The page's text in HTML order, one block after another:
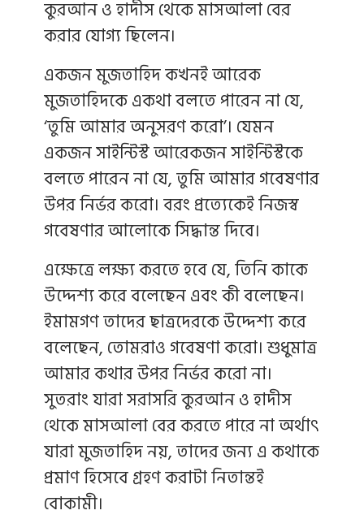
কুরআন ও হাদীস থেকে মাসআলা বের
করার যোগ্য ছিলেন।
একজন মুজতাহিদ কখনই আরেক
মুজতাহিদকে একথা বলতে পারেন না যে,
‘তুমি আমার অনুসরণ করো’। যেমন
একজন সাইন্টিস্ট আরেকজন সাইন্টিস্টকে
বলতে পারেন না যে, তুমি আমার গবেষণার
উপর নির্ভর করো। বরং প্রত্যেকেই নিজস্ব
গবেষণার আলোকে সিদ্ধান্ত দিবে।
এক্ষেত্রে লক্ষ্য করতে হবে যে, তিনি কাকে
উদ্দেশ্য করে বলেছেন এবং কী বলেছেন।
ইমামগণ তাদের ছাত্রদেরকে উদ্দেশ্য করে
বলেছেন, তোমরাও গবেষণা করো। শুধুমাত্র
আমার কথার উপর নির্ভর করো না।
সুতরাং যারা সরাসরি কুরআন ও হাদীস
থেকে মাসআলা বের করতে পারে না অর্থাৎ
যারা মুজতাহিদ নয়, তাদের জন্য এ কথাকে
প্রমাণ হিসেবে গ্রহণ করাটা নিতান্তই
বোকামী।